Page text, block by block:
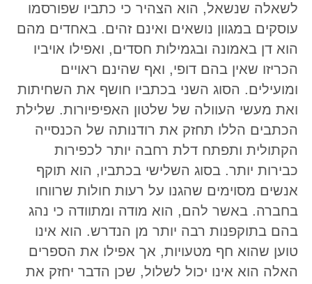
לשאלה שנשאל, הוא הצהיר כי כתביו שפורסמו
עוסקים במגוון נושאים ואינם זהים. באחדים מהם
הוא דן באמונה ובגמילות חסדים, ואפילו אויביו
הכריזו שאין בהם דופי, ואף שהינם ראויים
ומועילים. הסוג השני בכתביו חושף את השחיתות
ואת מעשי העוולה של שלטון האפיפיורות. שלילת
הכתבים הללו תחזק את רודנותה של הכנסייה
הקתולית ותפתח דלת רחבה יותר לכפירות
כבירות יותר. בסוג השלישי בכתביו, הוא תוקף
אנשים מסוימים שהגנו על רעות חולות שרווחו
בחברה. באשר להם, הוא מודה ומתוודה כי נהג
בהם בתוקפנות רבה יותר מן הנדרש. הוא אינו
טוען שהוא חף מטעויות, אך אפילו את הספרים
האלה הוא אינו יכול לשלול, שכן הדבר יחזק את